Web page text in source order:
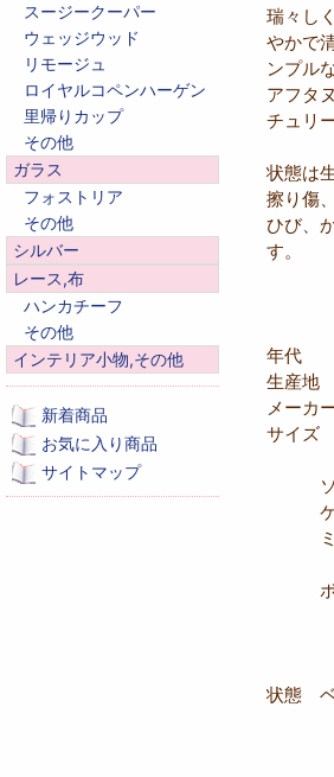
瑞々し
やかで
ンプル
アフタ
チュリ
状態は
擦り傷
ひび、
す。
年代
生産地
メーカ
サイズ
容量
ソー
ケー
ミル
容量
ボウ
容
状態 ベ
スージークーパー
ウェッジウッド
リモージュ
ロイヤルコペンハーゲン
里帰りカップ
その他
ガラス
フォストリア
その他
シルバー
レース,布
ハンカチーフ
その他
インテリア小物,その他
新着商品
お気に入り商品
サイトマップ